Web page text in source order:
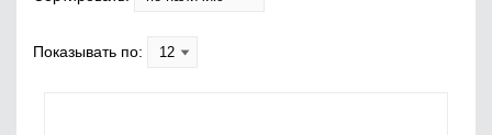
Показывать по: